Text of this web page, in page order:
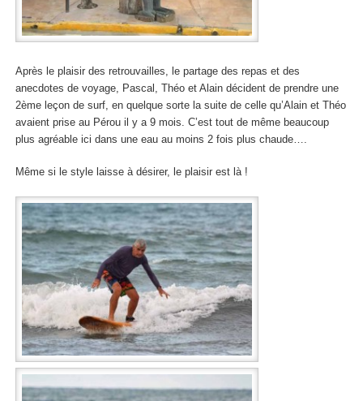
Après le plaisir des retrouvailles, le partage des repas et des
anecdotes de voyage, Pascal, Théo et Alain décident de prendre une
2ème leçon de surf, en quelque sorte la suite de celle qu’Alain et Théo
avaient prise au Pérou il y a 9 mois. C’est tout de même beaucoup
plus agréable ici dans une eau au moins 2 fois plus chaude….
Même si le style laisse à désirer, le plaisir est là !